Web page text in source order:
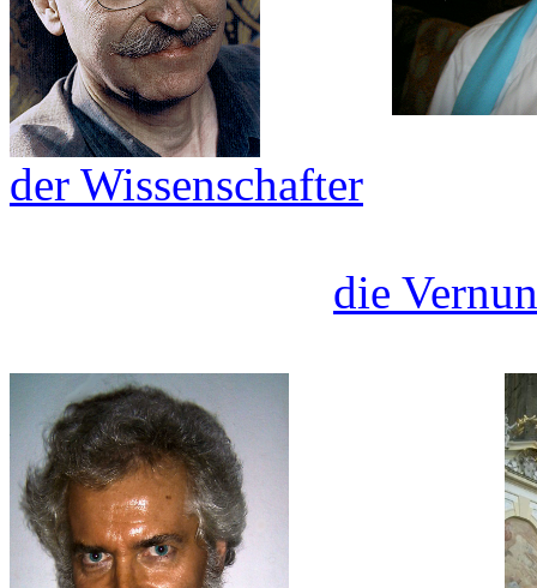
der Wissenschafter
die